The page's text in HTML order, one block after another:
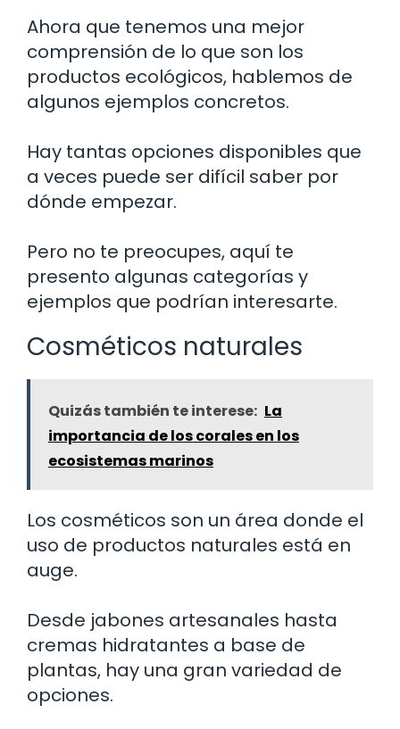
Ahora que tenemos una mejor
comprensión de lo que son los
productos ecológicos, hablemos de
algunos ejemplos concretos.
Hay tantas opciones disponibles que
a veces puede ser difícil saber por
dónde empezar.
Pero no te preocupes, aquí te
presento algunas categorías y
ejemplos que podrían interesarte.
Cosméticos naturales
Quizás también te interese: La
importancia de los corales en los
ecosistemas marinos
Los cosméticos son un área donde el
uso de productos naturales está en
auge.
Desde jabones artesanales hasta
cremas hidratantes a base de
plantas, hay una gran variedad de
opciones.